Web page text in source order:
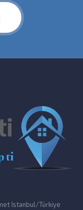
İstanbul/Türkiye